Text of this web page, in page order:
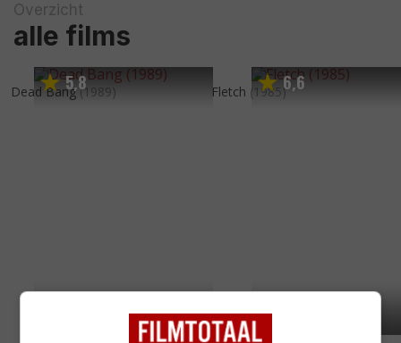
Overzicht
alle films
5,8
Dead Bang (1989) 6,6
Fletch (1985)